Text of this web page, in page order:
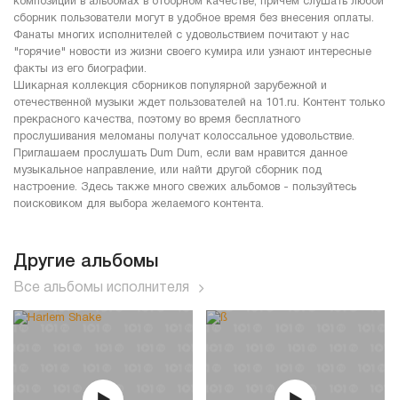
сборник пользователи могут в удобное время без внесения оплаты.
Фанаты многих исполнителей с удовольствием почитают у нас
"горячие" новости из жизни своего кумира или узнают интересные
факты из его биографии.
Шикарная коллекция сборников популярной зарубежной и
отечественной музыки ждет пользователей на 101.ru. Контент только
прекрасного качества, поэтому во время бесплатного
прослушивания меломаны получат колоссальное удовольствие.
Приглашаем прослушать Dum Dum, если вам нравится данное
музыкальное направление, или найти другой сборник под
настроение. Здесь также много свежих альбомов - пользуйтесь
поисковиком для выбора желаемого контента.
Другие альбомы
Все альбомы исполнителя